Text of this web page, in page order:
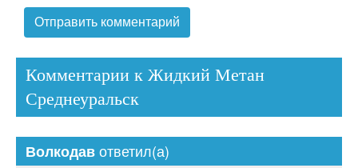
Комментарии к Жидкий Метан
Среднеуральск
Волкодавответил(а)